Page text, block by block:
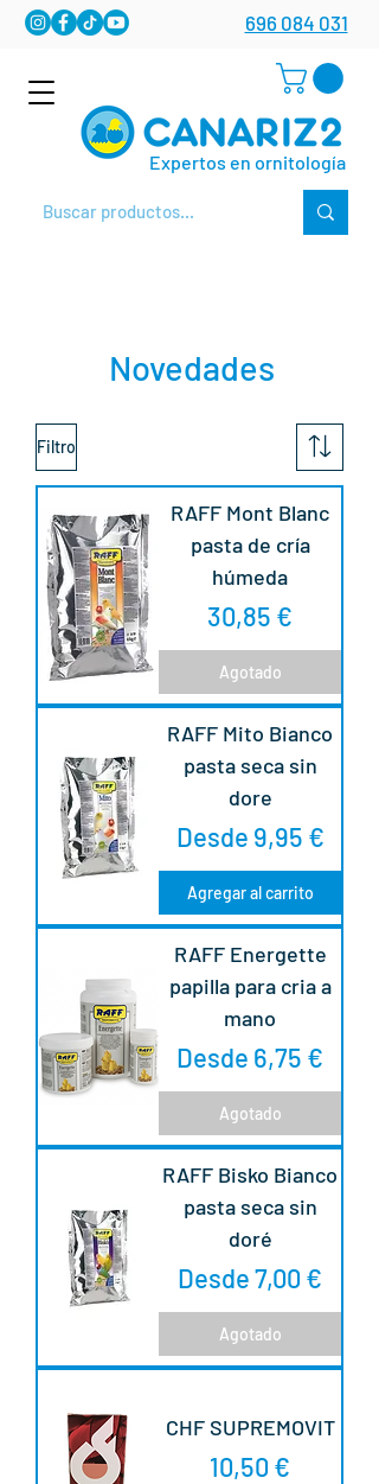
Expertos en ornitología
696 084 031
Novedades
Filtro
RAFF Mont Blanc
pasta de cría
húmeda
Precio
30,85 €
Agotado
RAFF Mito Bianco
pasta seca sin
dore
Desde 9,95 €
Precio de oferta
Agregar al carrito
RAFF Energette
papilla para cria a
mano
Desde 6,75 €
Precio de oferta
Agotado
RAFF Bisko Bianco
pasta seca sin
doré
Desde7,00 €
Precio de oferta
Agotado
CHF SUPREMOVIT
Precio
10,50 €